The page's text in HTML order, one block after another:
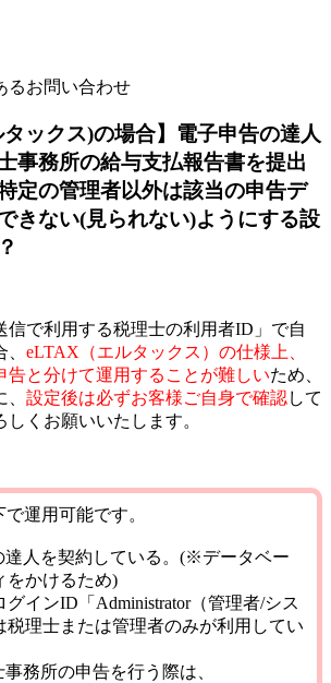
るお問い合わせ
ックス)の場合】電子申告の達人
事務所の給与支払報告書を提出
定の管理者以外は該当の申告デ
きない(見られない)ようにする設
信で利用する税理士の利用者ID」で自
eLTAX（エルタックス）の仕様上、
告と分けて運用することが難しいため、
設定後は必ずお客様ご自身で確認して
くお願いいたします。
運用可能です。
人を契約している。(※データベー
をかけるため)
インID「Administrator（管理者/シス
税理士または管理者のみが利用してい
務所の申告を行う際は、